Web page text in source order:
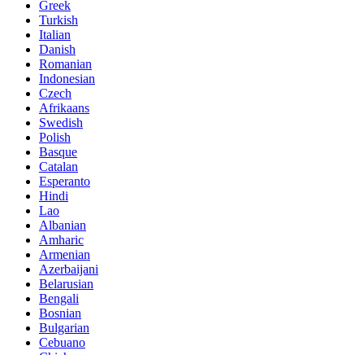
Greek
Turkish
Italian
Danish
Romanian
Indonesian
Czech
Afrikaans
Swedish
Polish
Basque
Catalan
Esperanto
Hindi
Lao
Albanian
Amharic
Armenian
Azerbaijani
Belarusian
Bengali
Bosnian
Bulgarian
Cebuano